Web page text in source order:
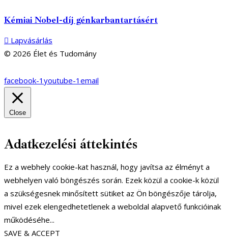
Kémiai Nobel-díj génkarbantartásért
Lapvásárlás
© 2026 Élet és Tudomány
facebook-1 youtube-1 email
Close
Adatkezelési áttekintés
Ez a webhely cookie-kat használ, hogy javítsa az élményt a
webhelyen való böngészés során. Ezek közül a cookie-k közül
a szükségesnek minősített sütiket az Ön böngészője tárolja,
mivel ezek elengedhetetlenek a weboldal alapvető funkcióinak
működéséhe...
SAVE & ACCEPT